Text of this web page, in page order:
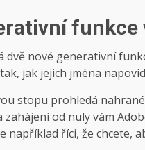
funkce
dvě nové generativní
jak jejich jména
stopu prohledá
zahájení od nuly vám
například říci, že chcete,